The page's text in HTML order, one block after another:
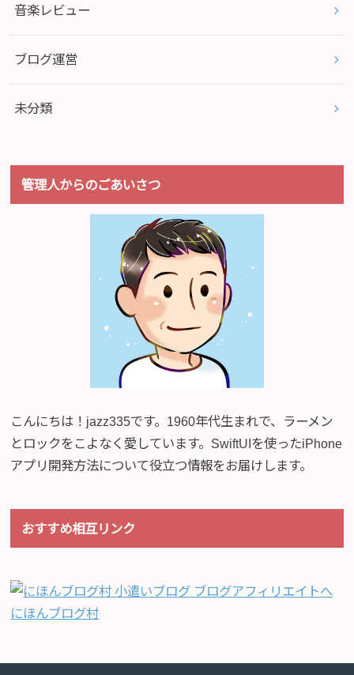
音楽レビュー
ブログ運営
未分類
管理人からのごあいさつ
こんにちは！jazz335です。1960年代生まれで、ラーメン
とロックをこよなく愛しています。SwiftUIを使ったiPhone
アプリ開発方法について役立つ情報をお届けします。
おすすめ相互リンク
にほんブログ村